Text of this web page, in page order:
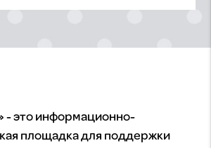
- это информационно-
площадка для поддержки